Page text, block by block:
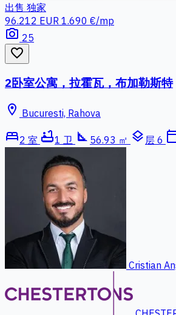
出售 独家
96.212 EUR 1.690 €/mp
photo_camera 25
favorite_border
2卧室公寓，拉霍瓦，布加勒斯特
location_on Bucuresti, Rahova
bed2 室 bathtub1 卫 square_foot 56.93 ㎡ layers 层 6
Cristian